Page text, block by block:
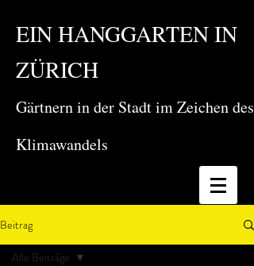
EIN HANGGARTEN IN
ZÜRICH
Gärtnern in der Stadt im Zeichen des
Klimawandels
Beitrag
Alle Beiträge